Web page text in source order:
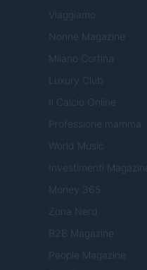
Viaggiamo
Nonne Magazine
Milano Cortina
Luxury Club
Il Calcio Online
Professione mamma
World Music
Investimenti Magazine
Money 365
Zona Nerd
B2B Magazine
People Magazine